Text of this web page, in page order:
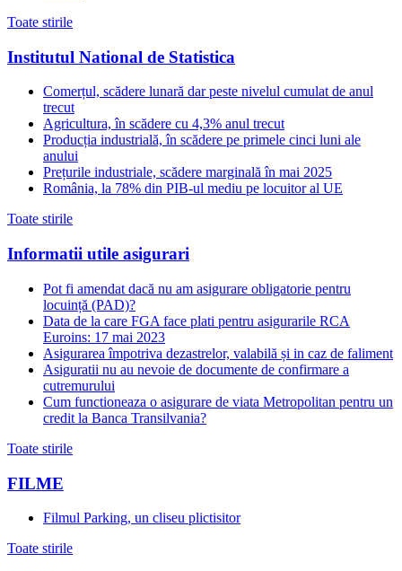
Toate stirile
Institutul National de Statistica
Comerțul, scădere lunară dar peste nivelul cumulat de anul
trecut
Agricultura, în scădere cu 4,3% anul trecut
Producția industrială, în scădere pe primele cinci luni ale
anului
Prețurile industriale, scădere marginală în mai 2025
România, la 78% din PIB-ul mediu pe locuitor al UE
Toate stirile
Informatii utile asigurari
Pot fi amendat dacă nu am asigurare obligatorie pentru
locuință (PAD)?
Data de la care FGA face plati pentru asigurarile RCA
Euroins: 17 mai 2023
Asigurarea împotriva dezastrelor, valabilă și in caz de faliment
Asiguratii nu au nevoie de documente de confirmare a
cutremurului
Cum functioneaza o asigurare de viata Metropolitan pentru un
credit la Banca Transilvania?
Toate stirile
FILME
Filmul Parking, un cliseu plictisitor
Toate stirile